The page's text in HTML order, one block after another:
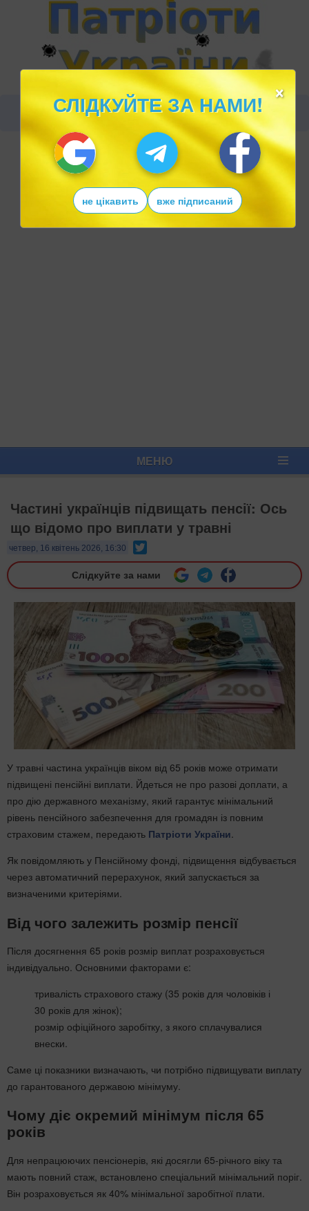
МЕНЮ
Частині українців підвищать пенсії: Ось
що відомо про виплати у травні
четвер, 16 квітень 2026, 16:30
Слідкуйте за нами
У травні частина українців віком від 65 років може отримати
підвищені пенсійні виплати. Йдеться не про разові доплати, а
про дію державного механізму, який гарантує мінімальний
рівень пенсійного забезпечення для громадян із повним
страховим стажем, передають Патріоти України.
Як повідомляють у Пенсійному фонді, підвищення відбувається
через автоматичний перерахунок, який запускається за
визначеними критеріями.
Від чого залежить розмір пенсії
Після досягнення 65 років розмір виплат розраховується
індивідуально. Основними факторами є:
тривалість страхового стажу (35 років для чоловіків і
30 років для жінок);
розмір офіційного заробітку, з якого сплачувалися
внески.
Саме ці показники визначають, чи потрібно підвищувати виплату
до гарантованого державою мінімуму.
Чому діє окремий мінімум після 65
років
Для непрацюючих пенсіонерів, які досягли 65-річного віку та
мають повний стаж, встановлено спеціальний мінімальний поріг.
Він розраховується як 40% мінімальної заробітної плати.
×
СЛІДКУЙТЕ ЗА НАМИ!
не цікавить вже підписаний